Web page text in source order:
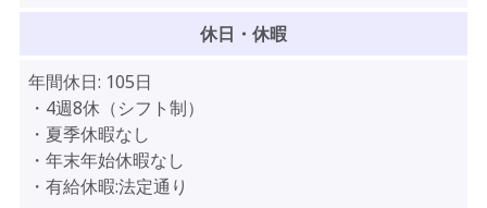
休日・休暇
年間休日: 105日
・4週8休（シフト制）
・夏季休暇なし
・年末年始休暇なし
・有給休暇:法定通り